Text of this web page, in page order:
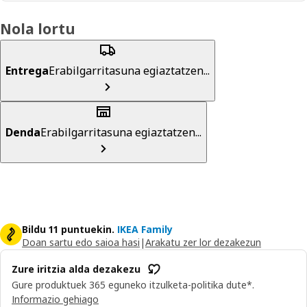
Nola lortu
EntregaErabilgarritasuna egiaztatzen...
DendaErabilgarritasuna egiaztatzen...
Bildu 11 puntuekin. IKEA Family
Doan sartu edo saioa hasi |Arakatu zer lor dezakezun
Zure iritzia alda dezakezu
Gure produktuek 365 eguneko itzulketa-politika dute*.
Informazio gehiago